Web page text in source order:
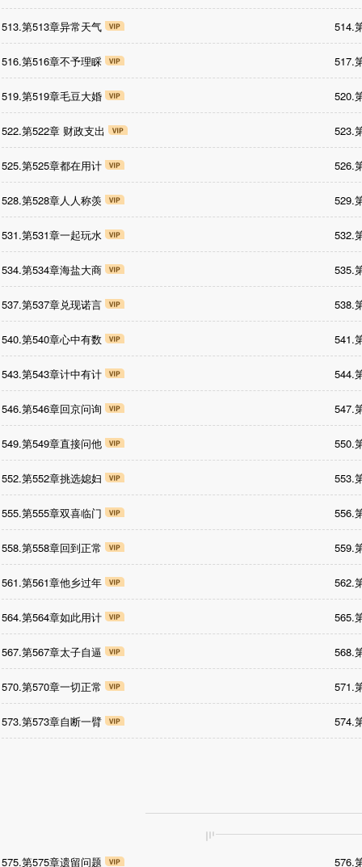
513.第513章异常天气 514.
516.第516章不予理睬 517.
519.第519章毛豆大婚 520.
522.第522章 财政支出 523.
525.第525章都在用计 526.
528.第528章人人称羡 529.
531.第531章一起玩水 532.
534.第534章海盐大商 535.
537.第537章兑现诺言 538.
540.第540章心中有数 541.
543.第543章计中有计 544.
546.第546章回京问询 547.
549.第549章直接问他 550.
552.第552章挑选媳妇 553.
555.第555章双喜临门 556.
558.第558章回到正常 559.
561.第561章他乡过年 562.
564.第564章如此用计 565.
567.第567章太子自逼 568.
570.第570章一切正常 571.
573.第573章自断一臂 574.
575.第575章遗留问题 576.